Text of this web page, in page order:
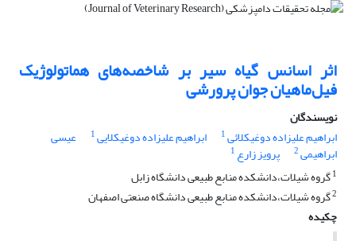
اثر اسانس گیاه سیر بر شاخصه‌های هماتولوژیک
فیل‌ماهیان جوان پرورشی
نویسندگان
ابراهیم علیزاده دوغیکلائی1 ابراهیم علیزاده دوغیکلایی1 عیسی
ابراهیمی2 پرویز زارع 1
1گروه شیلات،دانشکده منابع طبیعی دانشگاه زابل
2گروه شیلات،دانشکده منابع طبیعی دانشگاه صنعتی اصفهان
چکیده